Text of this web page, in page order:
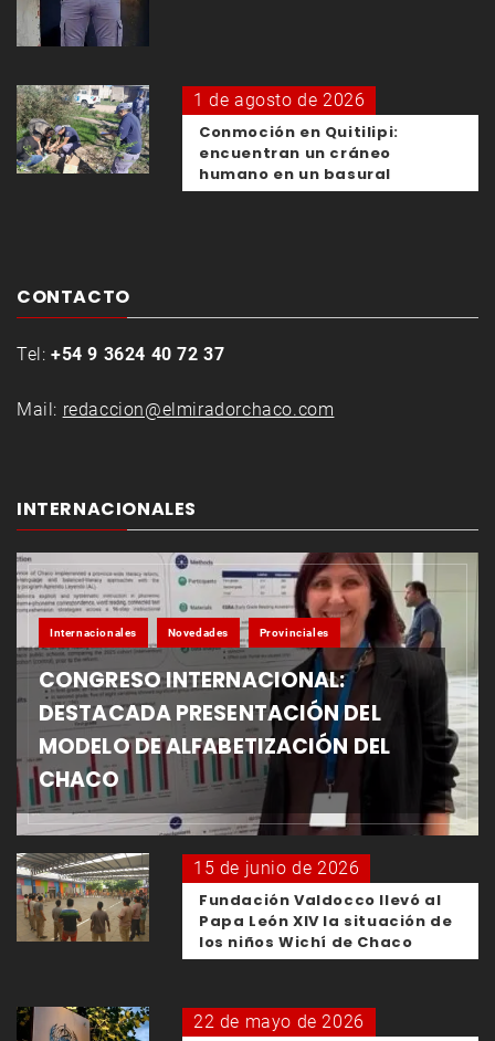
1 de agosto de 2026
Conmoción en Quitilipi:
encuentran un cráneo
humano en un basural
CONTACTO
Tel: +54 9 3624 40 72 37
Mail: redaccion@elmiradorchaco.com
INTERNACIONALES
Internacionales Novedades Provinciales
CONGRESO INTERNACIONAL:
DESTACADA PRESENTACIÓN DEL
MODELO DE ALFABETIZACIÓN DEL
CHACO
15 de junio de 2026
Fundación Valdocco llevó al
Papa León XIV la situación de
los niños Wichí de Chaco
22 de mayo de 2026